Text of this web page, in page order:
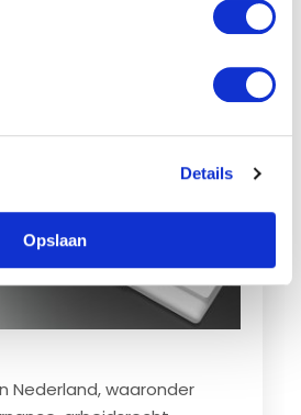
Details
Opslaan
Vastgoed- en
Nederland, waaronder